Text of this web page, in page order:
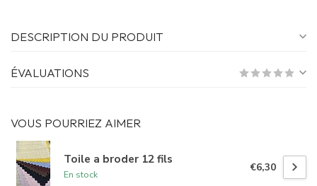
DESCRIPTION DU PRODUIT
ÉVALUATIONS
VOUS POURRIEZ AIMER
Toile a broder 12 fils
En stock
€6,30